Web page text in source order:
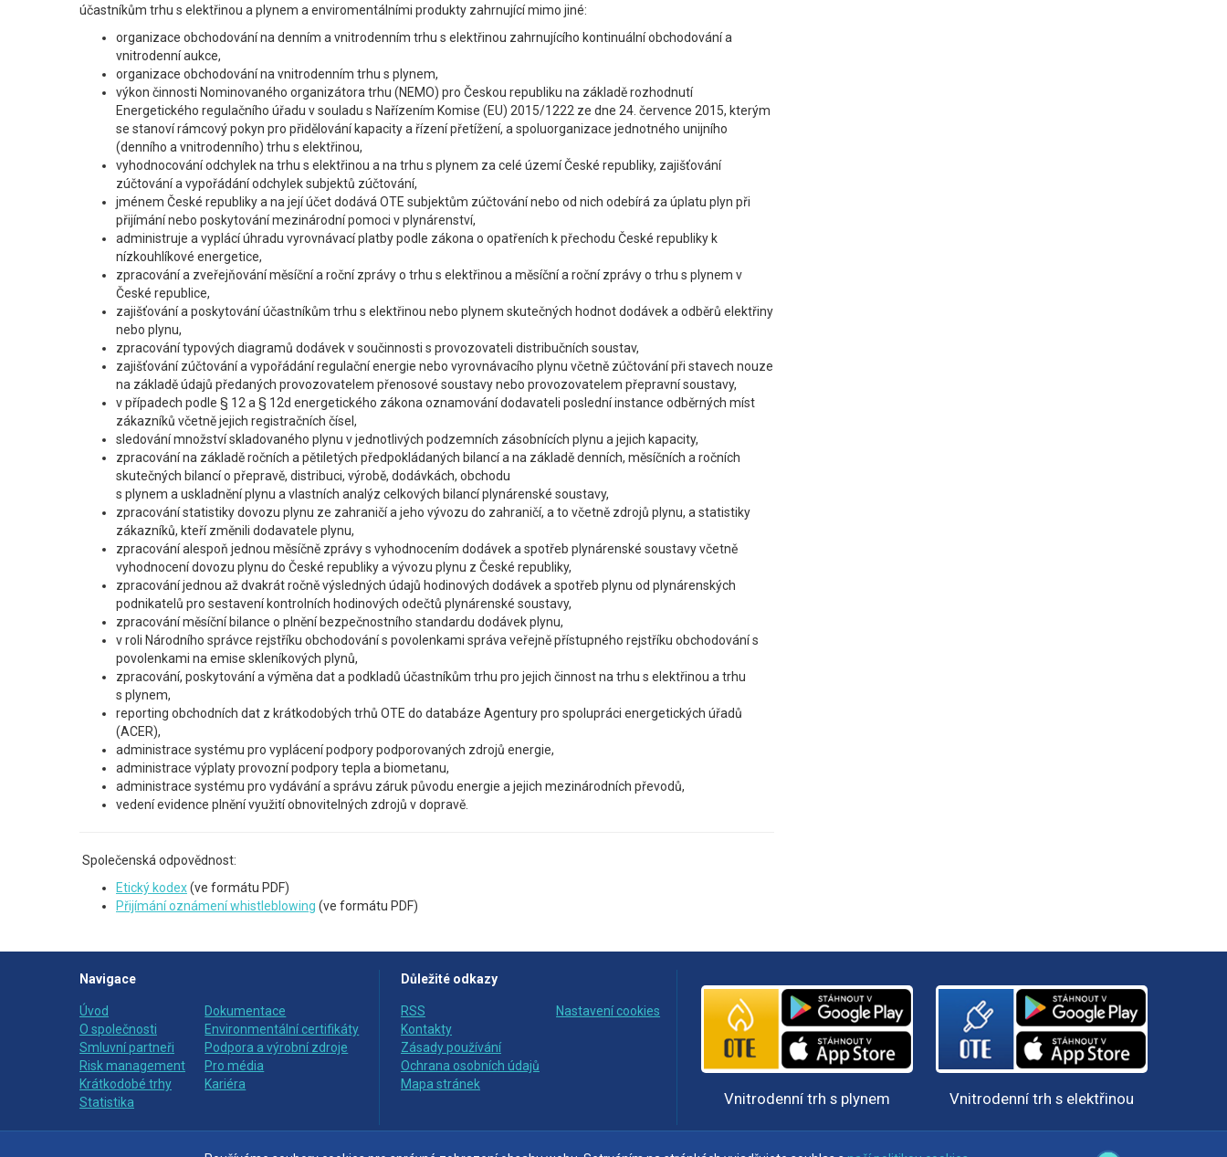
účastníkům trhu s elektřinou a plynem a enviromentálními produkty zahrnující mimo jiné:
organizace obchodování na denním a vnitrodenním trhu s elektřinou zahrnujícího kontinuální obchodování a
vnitrodenní aukce,
organizace obchodování na vnitrodenním trhu s plynem,
výkon činnosti Nominovaného organizátora trhu (NEMO) pro Českou republiku na základě rozhodnutí
Energetického regulačního úřadu v souladu s Nařízením Komise (EU) 2015/1222 ze dne 24. července 2015, kterým
se stanoví rámcový pokyn pro přidělování kapacity a řízení přetížení, a spoluorganizace jednotného unijního
(denního a vnitrodenního) trhu s elektřinou,
vyhodnocování odchylek na trhu s elektřinou a na trhu s plynem za celé území České republiky, zajišťování
zúčtování a vypořádání odchylek subjektů zúčtování,
jménem České republiky a na její účet dodává OTE subjektům zúčtování nebo od nich odebírá za úplatu plyn při
přijímání nebo poskytování mezinárodní pomoci v plynárenství,
administruje a vyplácí úhradu vyrovnávací platby podle zákona o opatřeních k přechodu České republiky k
nízkouhlíkové energetice,
zpracování a zveřejňování měsíční a roční zprávy o trhu s elektřinou a měsíční a roční zprávy o trhu s plynem v
České republice,
zajišťování a poskytování účastníkům trhu s elektřinou nebo plynem skutečných hodnot dodávek a odběrů elektřiny
nebo plynu,
zpracování typových diagramů dodávek v součinnosti s provozovateli distribučních soustav,
zajišťování zúčtování a vypořádání regulační energie nebo vyrovnávacího plynu včetně zúčtování při stavech nouze
na základě údajů předaných provozovatelem přenosové soustavy nebo provozovatelem přepravní soustavy,
v případech podle § 12 a § 12d energetického zákona oznamování dodavateli poslední instance odběrných míst
zákazníků včetně jejich registračních čísel,
sledování množství skladovaného plynu v jednotlivých podzemních zásobnících plynu a jejich kapacity,
zpracování na základě ročních a pětiletých předpokládaných bilancí a na základě denních, měsíčních a ročních
skutečných bilancí o přepravě, distribuci, výrobě, dodávkách, obchodu
s plynem a uskladnění plynu a vlastních analýz celkových bilancí plynárenské soustavy,
zpracování statistiky dovozu plynu ze zahraničí a jeho vývozu do zahraničí, a to včetně zdrojů plynu, a statistiky
zákazníků, kteří změnili dodavatele plynu,
zpracování alespoň jednou měsíčně zprávy s vyhodnocením dodávek a spotřeb plynárenské soustavy včetně
vyhodnocení dovozu plynu do České republiky a vývozu plynu z České republiky,
zpracování jednou až dvakrát ročně výsledných údajů hodinových dodávek a spotřeb plynu od plynárenských
podnikatelů pro sestavení kontrolních hodinových odečtů plynárenské soustavy,
zpracování měsíční bilance o plnění bezpečnostního standardu dodávek plynu,
v roli Národního správce rejstříku obchodování s povolenkami správa veřejně přístupného rejstříku obchodování s
povolenkami na emise skleníkových plynů,
zpracování, poskytování a výměna dat a podkladů účastníkům trhu pro jejich činnost na trhu s elektřinou a trhu
s plynem,
reporting obchodních dat z krátkodobých trhů OTE do databáze Agentury pro spolupráci energetických úřadů
(ACER),
administrace systému pro vyplácení podpory podporovaných zdrojů energie,
administrace výplaty provozní podpory tepla a biometanu,
administrace systému pro vydávání a správu záruk původu energie a jejich mezinárodních převodů,
vedení evidence plnění využití obnovitelných zdrojů v dopravě.
Společenská odpovědnost:
Etický kodex(ve formátu PDF)
Přijímání oznámení whistleblowing (ve formátu PDF)
Navigace
Úvod
O společnosti
Smluvní partneři
Risk management
Krátkodobé trhy
Statistika
Dokumentace
Environmentální certifikáty
Podpora a výrobní zdroje
Pro média
Kariéra
Důležité odkazy
RSS
Kontakty
Zásady používání
Ochrana osobních údajů
Mapa stránek
Nastavení cookies
Vnitrodenní trh s plynem Vnitrodenní trh s elektřinou